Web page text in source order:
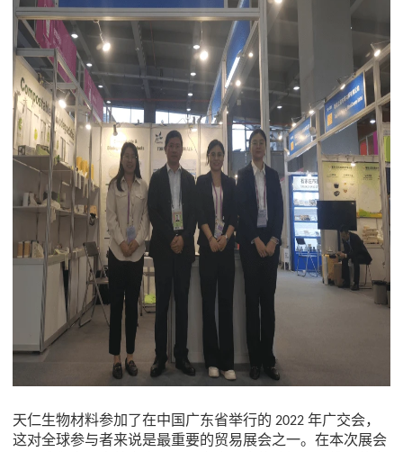
天仁生物材料参加了在中国广东省举行的 2022 年广交会，
这对全球参与者来说是最重要的贸易展会之一。在本次展会